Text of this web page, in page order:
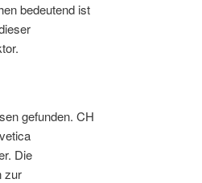
bedeutend ist
gefunden. CH
Die
zur